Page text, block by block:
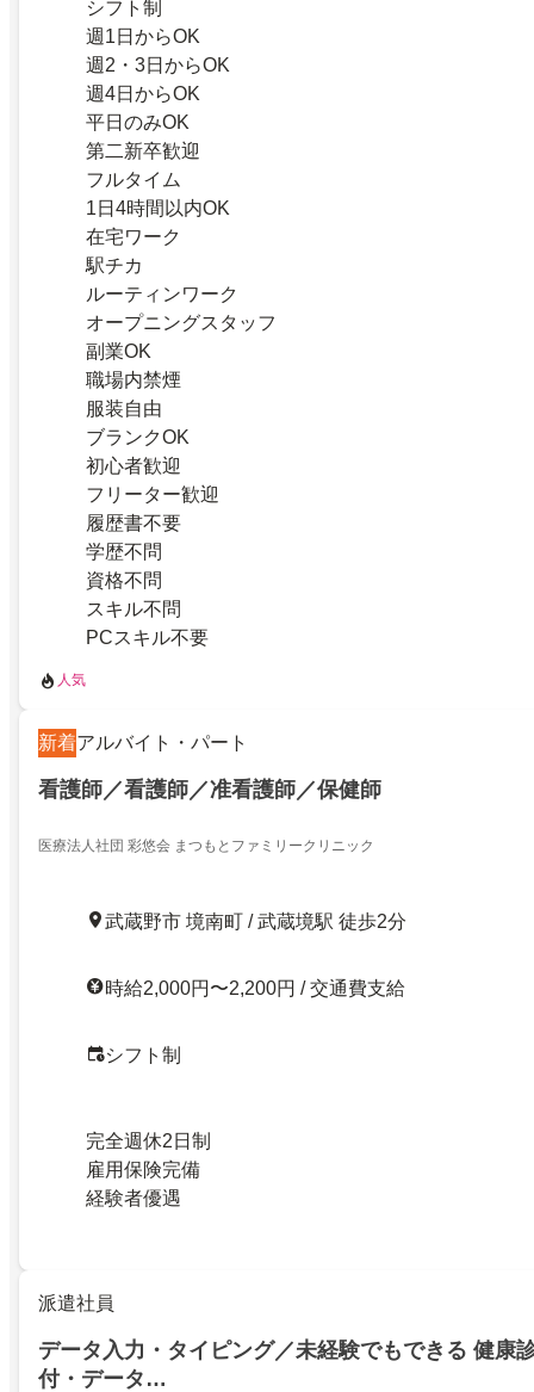
シフト制
週1日からOK
週2・3日からOK
週4日からOK
平日のみOK
第二新卒歓迎
フルタイム
1日4時間以内OK
在宅ワーク
駅チカ
ルーティンワーク
オープニングスタッフ
副業OK
職場内禁煙
服装自由
ブランクOK
初心者歓迎
フリーター歓迎
履歴書不要
学歴不問
資格不問
スキル不問
PCスキル不要
人気
新着アルバイト・パート
看護師／看護師／准看護師／保健師
医療法人社団 彩悠会 まつもとファミリークリニック
武蔵野市 境南町 / 武蔵境駅 徒歩2分
時給2,000円〜2,200円 / 交通費支給
シフト制
完全週休2日制
雇用保険完備
経験者優遇
派遣社員
データ入力・タイピング／未経験でもできる 健康
付・データ…